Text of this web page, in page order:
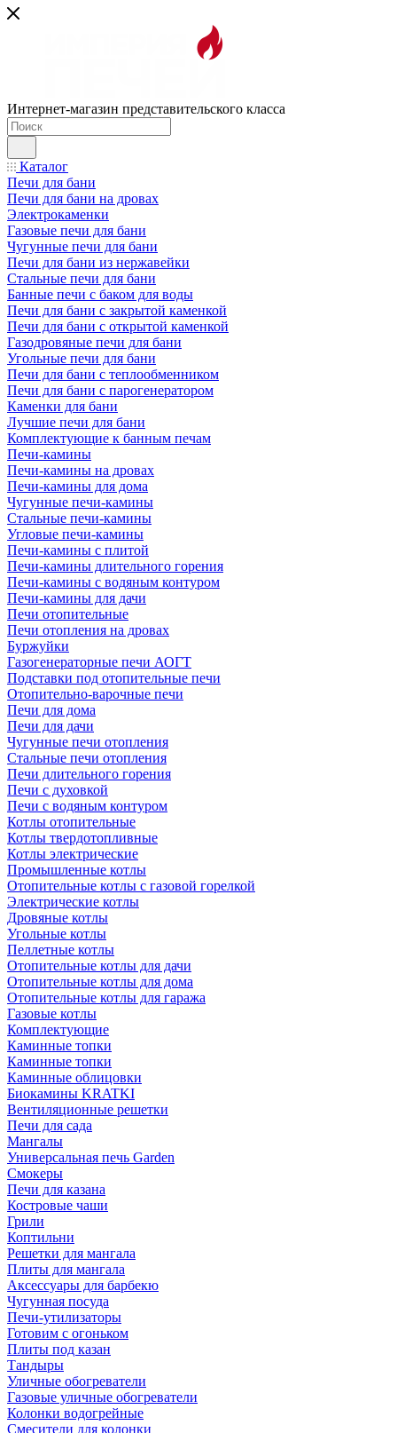
Интернет-магазин представительского класса
Каталог
Печи для бани
Печи для бани на дровах
Электрокаменки
Газовые печи для бани
Чугунные печи для бани
Печи для бани из нержавейки
Стальные печи для бани
Банные печи с баком для воды
Печи для бани с закрытой каменкой
Печи для бани с открытой каменкой
Газодровяные печи для бани
Угольные печи для бани
Печи для бани с теплообменником
Печи для бани с парогенератором
Каменки для бани
Лучшие печи для бани
Комплектующие к банным печам
Печи-камины
Печи-камины на дровах
Печи-камины для дома
Чугунные печи-камины
Стальные печи-камины
Угловые печи-камины
Печи-камины с плитой
Печи-камины длительного горения
Печи-камины с водяным контуром
Печи-камины для дачи
Печи отопительные
Печи отопления на дровах
Буржуйки
Газогенераторные печи АОГТ
Подставки под отопительные печи
Отопительно-варочные печи
Печи для дома
Печи для дачи
Чугунные печи отопления
Стальные печи отопления
Печи длительного горения
Печи с духовкой
Печи с водяным контуром
Котлы отопительные
Котлы твердотопливные
Котлы электрические
Промышленные котлы
Отопительные котлы с газовой горелкой
Электрические котлы
Дровяные котлы
Угольные котлы
Пеллетные котлы
Отопительные котлы для дачи
Отопительные котлы для дома
Отопительные котлы для гаража
Газовые котлы
Комплектующие
Каминные топки
Каминные топки
Каминные облицовки
Биокамины KRATKI
Вентиляционные решетки
Печи для сада
Мангалы
Универсальная печь Garden
Смокеры
Печи для казана
Костровые чаши
Грили
Коптильни
Решетки для мангала
Плиты для мангала
Аксессуары для барбекю
Чугунная посуда
Печи-утилизаторы
Готовим с огоньком
Плиты под казан
Тандыры
Уличные обогреватели
Газовые уличные обогреватели
Колонки водогрейные
Смесители для колонки